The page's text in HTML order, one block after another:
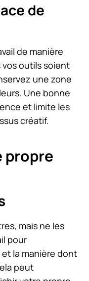
de
de manière
outils soient
une zone
Une bonne
et limite les
créatif.
propre
mais ne les
pour
la manière dont
peut